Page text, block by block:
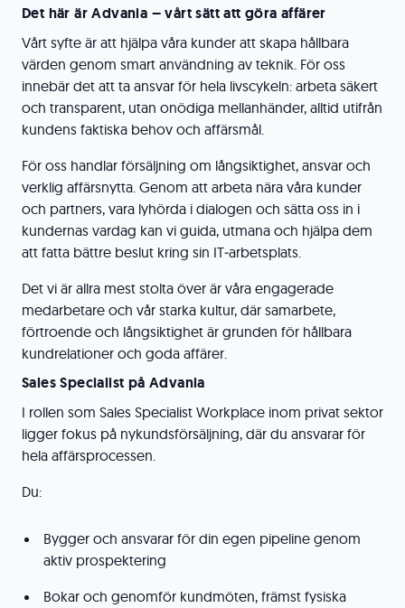
Det här är Advania – vårt sätt att göra affärer
Vårt syfte är att hjälpa våra kunder att skapa hållbara
värden genom smart användning av teknik. För oss
innebär det att ta ansvar för hela livscykeln: arbeta säkert
och transparent, utan onödiga mellanhänder, alltid utifrån
kundens faktiska behov och affärsmål.
För oss handlar försäljning om långsiktighet, ansvar och
verklig affärsnytta. Genom att arbeta nära våra kunder
och partners, vara lyhörda i dialogen och sätta oss in i
kundernas vardag kan vi guida, utmana och hjälpa dem
att fatta bättre beslut kring sin IT‑arbetsplats.
Det vi är allra mest stolta över är våra engagerade
medarbetare och vår starka kultur, där samarbete,
förtroende och långsiktighet är grunden för hållbara
kundrelationer och goda affärer.
Sales Specialist på Advania
I rollen som Sales Specialist Workplace inom privat sektor
ligger fokus på nykundsförsäljning, där du ansvarar för
hela affärsprocessen.
Du:
Bygger och ansvarar för din egen pipeline genom
aktiv prospektering
Bokar och genomför kundmöten, främst fysiska